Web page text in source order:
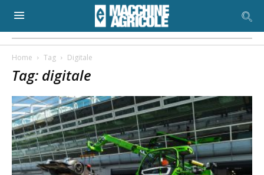
Home Tag Digitale
Tag: digitale